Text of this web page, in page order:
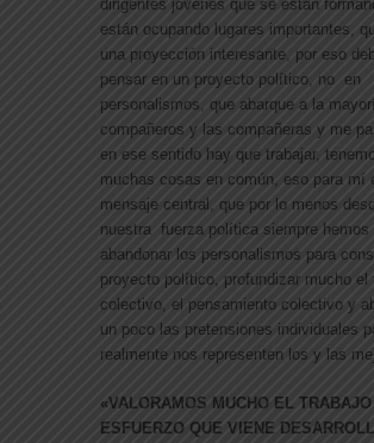
dirigentes jóvenes que se están
están ocupando lugares importantes,
una proyección interesante, por eso
pensar en un proyecto político, no en
personalismos, que abarque a la
compañeros y las compañeras y me
en ese sentido hay que trabajar,
muchas cosas en común, eso para mí
mensaje central, que por lo menos
nuestra fuerza política siempre hemos
abandonar los personalismos para
proyecto político, profundizar mucho el
colectivo, el pensamiento colectivo y
un poco las pretensiones individuales
realmente nos representen los y las
«VALORAMOS MUCHO EL TRABAJO
ESFUERZO QUE VIENE